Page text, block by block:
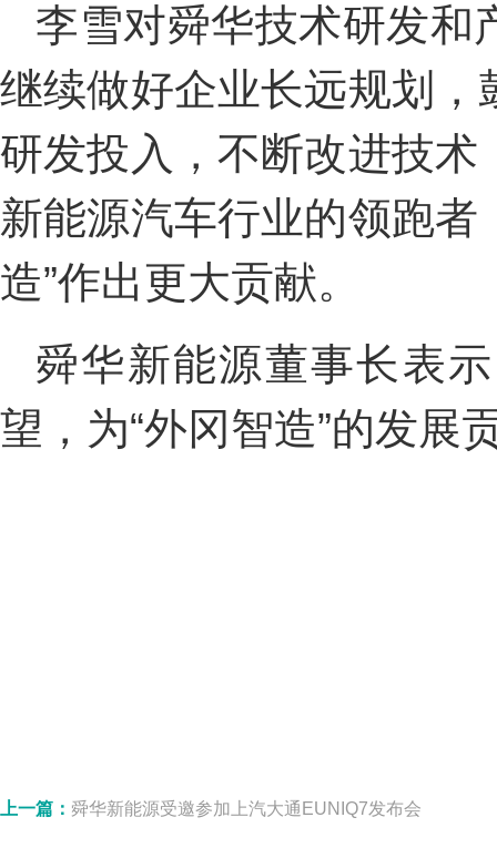
李雪对舜华技术研发和
继续做好企业长远规划
研发投入，不断改进技
新能源汽车行业的领跑者
造”作出更大贡献。
舜华新能源董事长表
望，为“外冈智造”的发展
上一篇： 舜华新能源受邀参加上汽大通EUNIQ7发布会